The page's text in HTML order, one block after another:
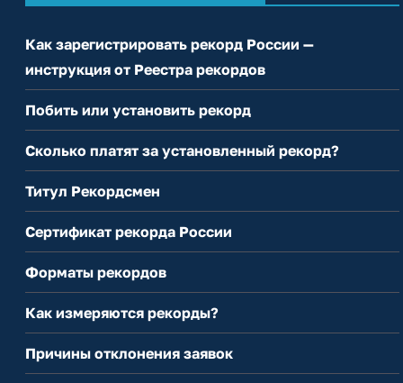
Как зарегистрировать рекорд России —
инструкция от Реестра рекордов
Побить или установить рекорд
Сколько платят за установленный рекорд?
Титул Рекордсмен
Сертификат рекорда России
Форматы рекордов
Как измеряются рекорды?
Причины отклонения заявок